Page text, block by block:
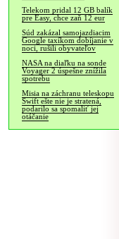
Telekom pridal 12 GB balík
pre Easy, chce zaň 12 eur
Súd zakázal samojazdiacim
Google taxíkom dobíjanie v
noci, rušili obyvateľov
NASA na diaľku na sonde
Voyager 2 úspešne znížila
spotrebu
Misia na záchranu teleskopu
Swift ešte nie je stratená,
podarilo sa spomaliť jej
otáčanie